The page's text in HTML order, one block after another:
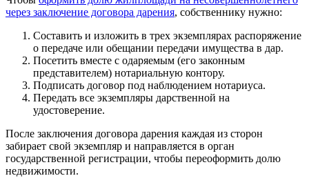
через заключение договора дарения, собственнику нужно:
Составить и изложить в трех экземплярах распоряжение
о передаче или обещании передачи имущества в дар.
Посетить вместе с одаряемым (его законным
представителем) нотариальную контору.
Подписать договор под наблюдением нотариуса.
Передать все экземпляры дарственной на
удостоверение.
После заключения договора дарения каждая из сторон
забирает свой экземпляр и направляется в орган
государственной регистрации, чтобы переоформить долю
недвижимости.